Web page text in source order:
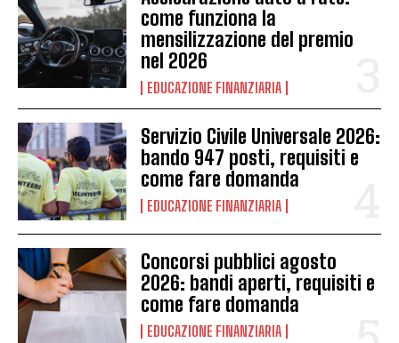
come funziona la
mensilizzazione del premio
nel 2026
EDUCAZIONE FINANZIARIA
Servizio Civile Universale 2026:
bando 947 posti, requisiti e
come fare domanda
EDUCAZIONE FINANZIARIA
Concorsi pubblici agosto
2026: bandi aperti, requisiti e
come fare domanda
EDUCAZIONE FINANZIARIA